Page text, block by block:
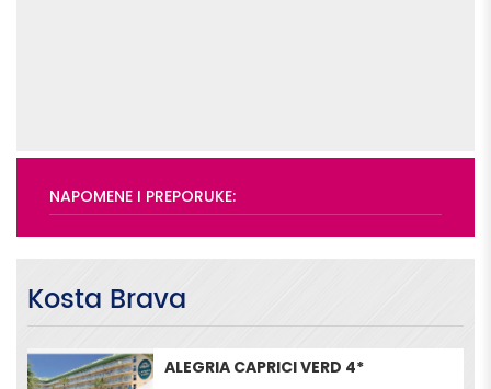
NAPOMENE I PREPORUKE:
Kosta Brava
ALEGRIA CAPRICI VERD 4*